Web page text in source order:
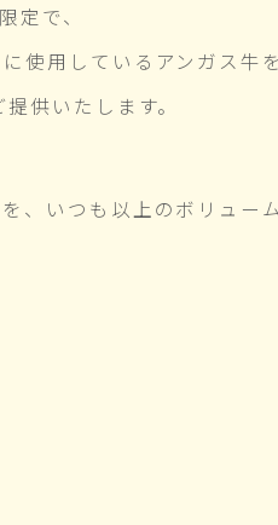
定で、
使用しているアンガス牛を
提供いたします。
、いつも以上のボリュー